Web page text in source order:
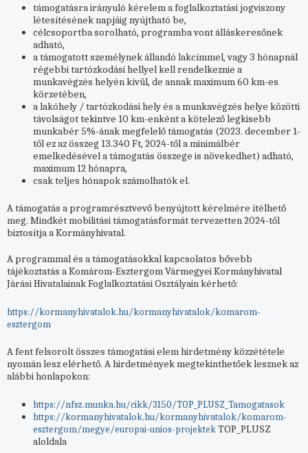
támogatásra irányuló kérelem a foglalkoztatási jogviszony
létesítésének napjáig nyújtható be,
célcsoportba sorolható, programba vont álláskeresőnek
adható,
a támogatott személynek állandó lakcímmel, vagy 3 hónapnál
régebbi tartózkodási hellyel kell rendelkeznie a
munkavégzés helyén kívül, de annak maximum 60 km-es
körzetében,
a lakóhely / tartózkodási hely és a munkavégzés helye közötti
távolságot tekintve 10 km-enként a kötelező legkisebb
munkabér 5%-ának megfelelő támogatás (2023. december 1-
től ez az összeg 13.340 Ft, 2024-től a minimálbér
emelkedésével a támogatás összege is növekedhet) adható,
maximum 12 hónapra,
csak teljes hónapok számolhatók el.
A támogatás a programrésztvevő benyújtott kérelmére ítélhető
meg. Mindkét mobilitási támogatásformát tervezetten 2024-től
biztosítja a Kormányhivatal.
A programmal és a támogatásokkal kapcsolatos bővebb
tájékoztatás a Komárom-Esztergom Vármegyei Kormányhivatal
Járási Hivatalainak Foglalkoztatási Osztályain kérhető:
https://kormanyhivatalok.hu/kormanyhivatalok/komarom-
esztergom
A fent felsorolt összes támogatási elem hirdetmény közzététele
nyomán lesz elérhető. A hirdetmények megtekinthetőek lesznek az
alábbi honlapokon:
https://nfsz.munka.hu/cikk/3150/TOP_PLUSZ_Tamogatasok
https://kormanyhivatalok.hu/kormanyhivatalok/komarom-
esztergom/megye/europai-unios-projektekTOP_PLUSZ
aloldala